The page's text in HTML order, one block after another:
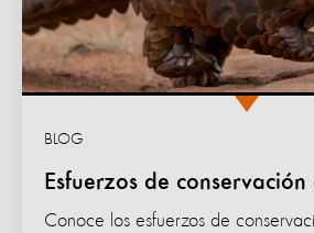
Esfuerzos de
BLOG
Conoce los esfuerzos de